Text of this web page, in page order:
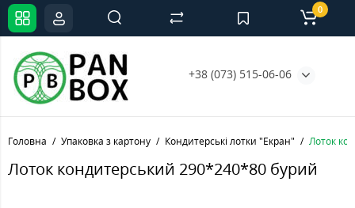
+38 (073) 515-06-06
0
Головна Упаковка з картону Кондитерські лотки "Екран" Лоток
Лоток кондитерський 290*240*80 бурий